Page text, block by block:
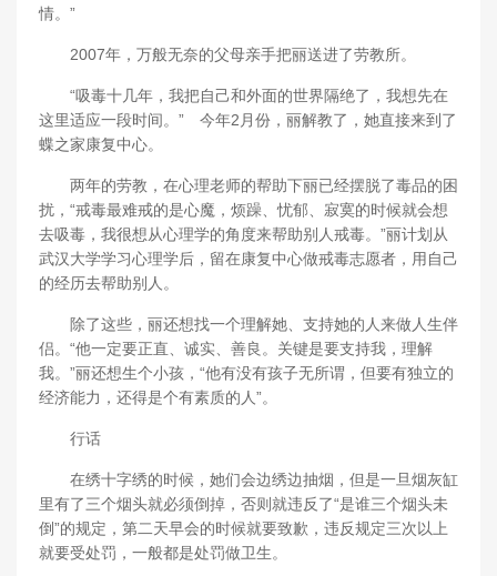
情。”
2007年，万般无奈的父母亲手把丽送进了劳教所。
“吸毒十几年，我把自己和外面的世界隔绝了，我想先在
这里适应一段时间。” 今年2月份，丽解教了，她直接来到了
蝶之家康复中心。
两年的劳教，在心理老师的帮助下丽已经摆脱了毒品的困
扰，“戒毒最难戒的是心魔，烦躁、忧郁、寂寞的时候就会想
去吸毒，我很想从心理学的角度来帮助别人戒毒。”丽计划从
武汉大学学习心理学后，留在康复中心做戒毒志愿者，用自己
的经历去帮助别人。
除了这些，丽还想找一个理解她、支持她的人来做人生伴
侣。“他一定要正直、诚实、善良。关键是要支持我，理解
我。”丽还想生个小孩，“他有没有孩子无所谓，但要有独立的
经济能力，还得是个有素质的人”。
行话
在绣十字绣的时候，她们会边绣边抽烟，但是一旦烟灰缸
里有了三个烟头就必须倒掉，否则就违反了“是谁三个烟头未
倒”的规定，第二天早会的时候就要致歉，违反规定三次以上
就要受处罚，一般都是处罚做卫生。